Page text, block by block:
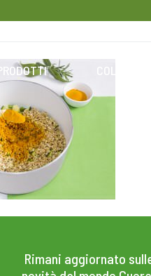
PRODOTTI
Rimani aggiornato